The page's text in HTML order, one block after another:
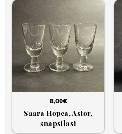
8,00€
Saara Hopea, Astor,
snapsilasi